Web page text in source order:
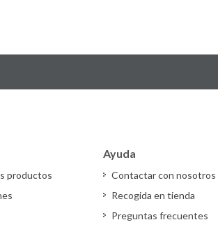
productos
Ayuda
Contactar con nosotros
Recogida en tienda
Preguntas frecuentes